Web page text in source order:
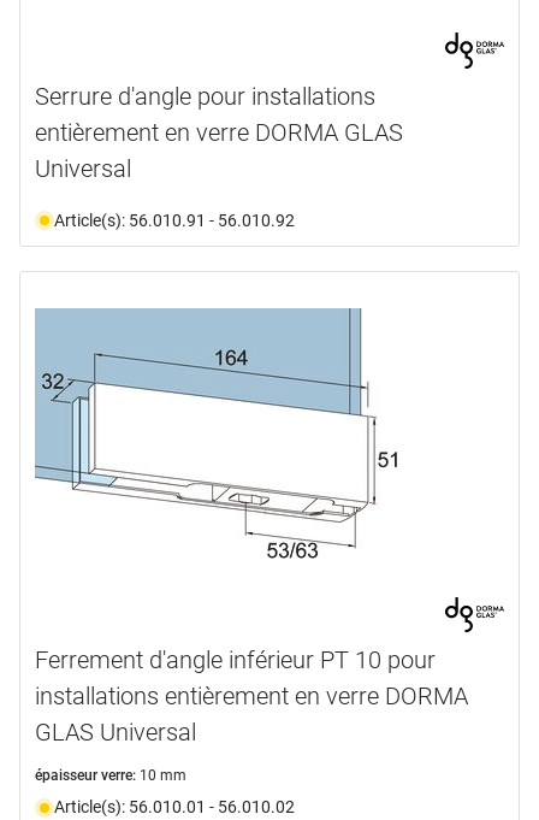
Serrure d'angle pour installations
entièrement en verre DORMA GLAS
Universal
Article(s): 56.010.91 - 56.010.92
Ferrement d'angle inférieur PT 10 pour
installations entièrement en verre DORMA
GLAS Universal
épaisseur verre: 10 mm
Article(s): 56.010.01 - 56.010.02